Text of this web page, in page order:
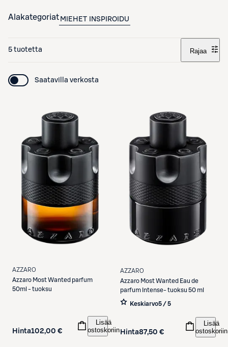
Alakategoriat MIEHET INSPIROIDU
5 tuotetta Rajaa
Saatavilla verkosta
AZZARO
Azzaro Most Wanted parfum
50ml - tuoksu
Hinta102,00 €
Lisää
ostoskoriin
AZZARO
Azzaro Most Wanted Eau de
parfum Intense- tuoksu 50 ml
Keskiarvo5 / 5
Hinta87,50 €
Lisää
ostoskoriin